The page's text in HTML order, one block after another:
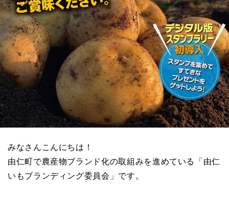
みなさんこんにちは！
由仁町で農産物ブランド化の取組みを進めている「由仁
いもブランディング委員会」です。